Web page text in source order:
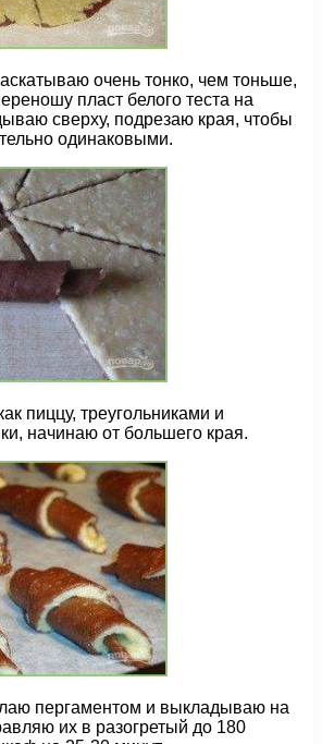
очень тонко, чем тоньше,
пласт белого теста на
сверху, подрезаю края, чтобы
одинаковыми.
пиццу, треугольниками и
начинаю от большего края.
пергаментом и выкладываю на
их в разогретый до 180